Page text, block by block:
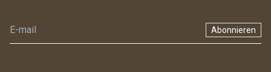
Abonnieren